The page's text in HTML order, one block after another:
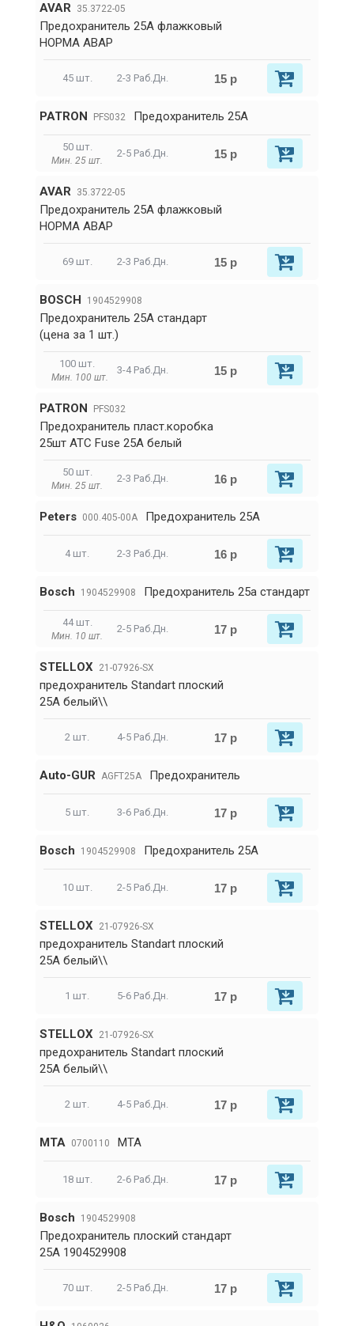
AVAR 35.3722-05
Предохранитель 25А флажковый
НОРМА АВАР
45 шт. 2-3 Раб.Дн. 15 р
PATRON PFS032 Предохранитель 25A
50 шт.
Мин. 25 шт.
2-5 Раб.Дн. 15 р
AVAR 35.3722-05
Предохранитель 25А флажковый
НОРМА АВАР
69 шт. 2-3 Раб.Дн. 15 р
BOSCH 1904529908
Предохранитель 25A стандарт
(цена за 1 шт.)
100 шт.
Мин. 100 шт.
3-4 Раб.Дн. 15 р
PATRON PFS032
Предохранитель пласт.коробка
25шт ATC Fuse 25A белый
50 шт.
Мин. 25 шт.
2-3 Раб.Дн. 16 р
Peters 000.405-00A Предохранитель 25A
4 шт. 2-3 Раб.Дн. 16 р
Bosch 1904529908 Предохранитель 25а стандарт
44 шт.
Мин. 10 шт.
2-5 Раб.Дн. 17 р
STELLOX 21-07926-SX
предохранитель Standart плоский
25A белый\\
2 шт. 4-5 Раб.Дн. 17 р
Auto-GUR AGFT25A Предохранитель
5 шт. 3-6 Раб.Дн. 17 р
Bosch 1904529908 Предохранитель 25А
10 шт. 2-5 Раб.Дн. 17 р
STELLOX 21-07926-SX
предохранитель Standart плоский
25A белый\\
1 шт. 5-6 Раб.Дн. 17 р
STELLOX 21-07926-SX
предохранитель Standart плоский
25A белый\\
2 шт. 4-5 Раб.Дн. 17 р
MTA 0700110 MTA
18 шт. 2-6 Раб.Дн. 17 р
Bosch 1904529908
Предохранитель плоский стандарт
25A 1904529908
70 шт. 2-5 Раб.Дн. 17 р